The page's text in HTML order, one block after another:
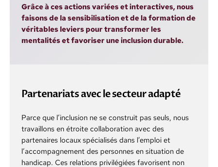
Grâce à ces actions variées et interactives, nous
faisons de la sensibilisation et de la formation de
véritables leviers pour transformer les
mentalités et favoriser une inclusion durable.
Partenariats avec le secteur adapté
Parce que l’inclusion ne se construit pas seuls, nous
travaillons en étroite collaboration avec des
partenaires locaux spécialisés dans l’emploi et
l’accompagnement des personnes en situation de
handicap. Ces relations privilégiées favorisent non